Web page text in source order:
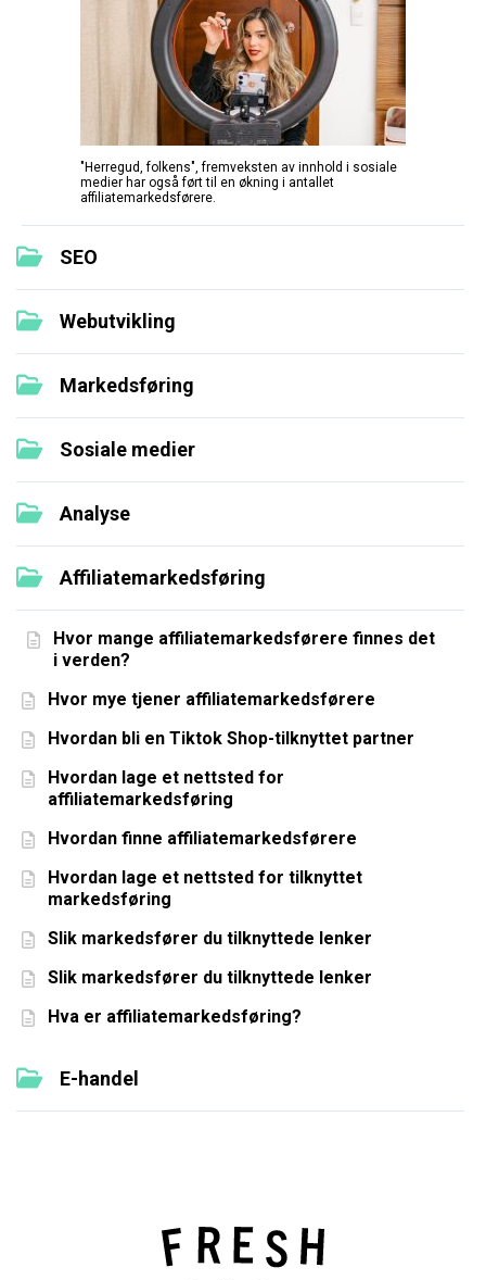
SEO
Webutvikling
Markedsføring
Sosiale medier
Analyse
Affiliatemarkedsføring
Hvor mange affiliatemarkedsførere finnes det
i verden?
Hvor mye tjener affiliatemarkedsførere
Hvordan bli en Tiktok Shop-tilknyttet partner
Hvordan lage et nettsted for
affiliatemarkedsføring
Hvordan finne affiliatemarkedsførere
Hvordan lage et nettsted for tilknyttet
markedsføring
Slik markedsfører du tilknyttede lenker
Slik markedsfører du tilknyttede lenker
Hva er affiliatemarkedsføring?
E-handel
"Herregud, folkens", fremveksten av innhold i sosiale
medier har også ført til en økning i antallet
affiliatemarkedsførere.